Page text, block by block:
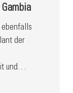
ebenfalls
der
und…